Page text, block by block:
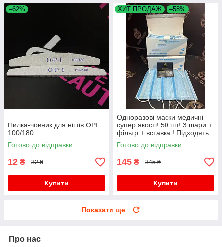
–62%
Пилка-човник для нігтів OPI
100/180
Готово до відправки
12 ₴ 32 ₴
Купити
ХИТ ПРОДАЖ –58%
Одноразові маски медичні
супер якості! 50 шт! 3 шари +
фільтр + вставка ! Підходять
дітям для школи!
Готово до відправки
145 ₴ 345 ₴
Купити
Показати ще
Про нас